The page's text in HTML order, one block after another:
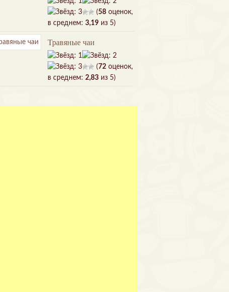
(58 оценок,
в среднем: 3,19 из 5)
Травяные чаи
(72 оценок,
в среднем: 2,83 из 5)